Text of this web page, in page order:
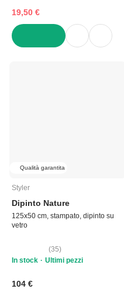
19,50 €
Qualità garantita
Styler
Dipinto Nature
125x50 cm, stampato, dipinto su
vetro
(35)
In stock
Ultimi pezzi
104 €